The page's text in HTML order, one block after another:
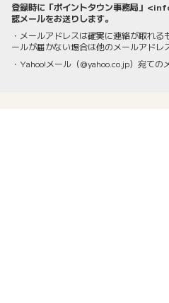
登録時に「ポイントタウン事務局」
認メールをお送りします。
・メールアドレスは確実に連絡が取れ
ールが届かない場合は他のメールアドレ
・Yahoo!メール（@yahoo.co.jp）宛ての